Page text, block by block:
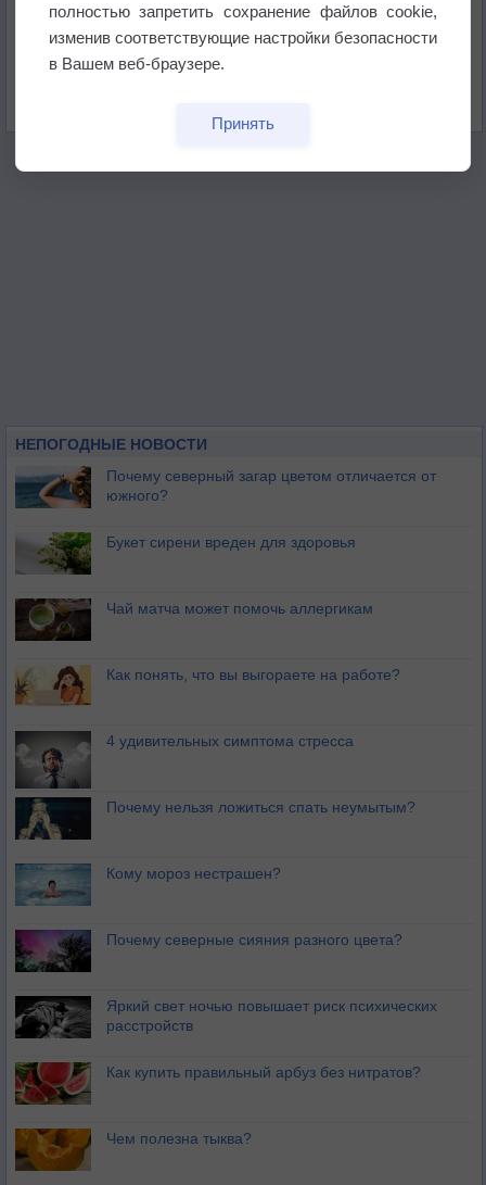
Погода в Москве 6 августа
Июль в России стал самым тёплым за всю
НЕПОГОДНЫЕ НОВОСТИ
Почему северный загар цветом отличается от
южного?
Букет сирени вреден для здоровья
Чай матча может помочь аллергикам
Как понять, что вы выгораете на работе?
4 удивительных симптома стресса
Почему нельзя ложиться спать неумытым?
Кому мороз нестрашен?
Почему северные сияния разного цвета?
Яркий свет ночью повышает риск психических
расстройств
Как купить правильный арбуз без нитратов?
Чем полезна тыква?
полностью запретить сохранение файлов cookie,
изменив соответствующие настройки безопасности
в Вашем веб-браузере.
Принять